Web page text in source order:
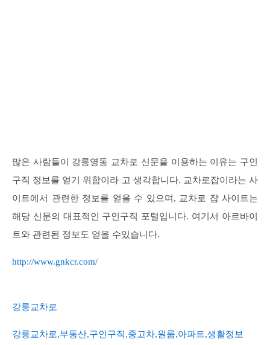
많은 사람들이 강릉영동 교차로 신문을 이용하는 이유는 구인
구직 정보를 얻기 위함이라 고 생각합니다. 교차로잡이라는 사
이트에서 관련한 정보를 얻을 수 있으며, 교차로 잡 사이트는
해당 신문의 대표적인 구인구직 포털입니다. 여기서 아르바이
트와 관련된 정보도 얻을 수있습니다.
http://www.gnkcr.com/
강릉교차로
강릉교차로,부동산,구인구직,중고차,원룸,아파트,생활정보